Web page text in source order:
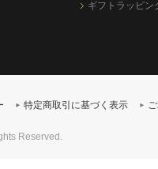
ギフトラッピン
特定商取引に基づく表示
Reserved.